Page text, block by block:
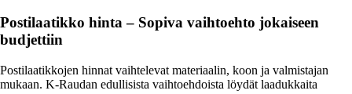
Postilaatikko hinta – Sopiva vaihtoehto jokaiseen
budjettiin
Postilaatikkojen hinnat vaihtelevat materiaalin, koon ja valmistajan
mukaan. K-Raudan edullisista vaihtoehdoista löydät laadukkaita